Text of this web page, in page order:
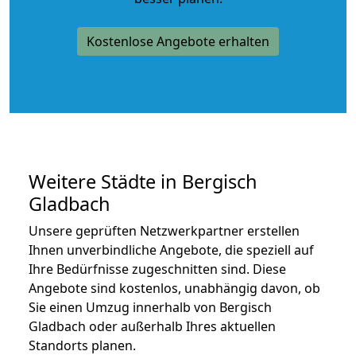
Kostenlose Angebote erhalten
Weitere Städte in Bergisch
Gladbach
Unsere geprüften Netzwerkpartner erstellen
Ihnen unverbindliche Angebote, die speziell auf
Ihre Bedürfnisse zugeschnitten sind. Diese
Angebote sind kostenlos, unabhängig davon, ob
Sie einen Umzug innerhalb von Bergisch
Gladbach oder außerhalb Ihres aktuellen
Standorts planen.